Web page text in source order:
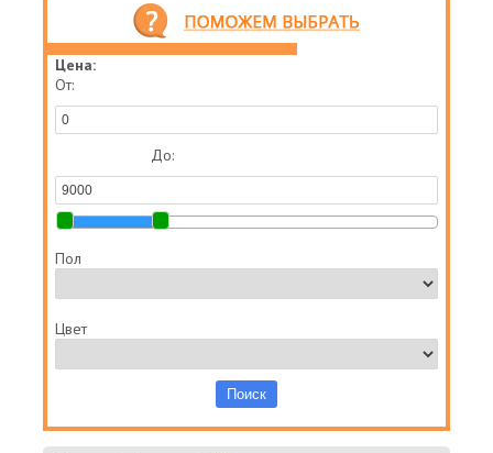
Цена:
От:
До:
Пол
Цвет